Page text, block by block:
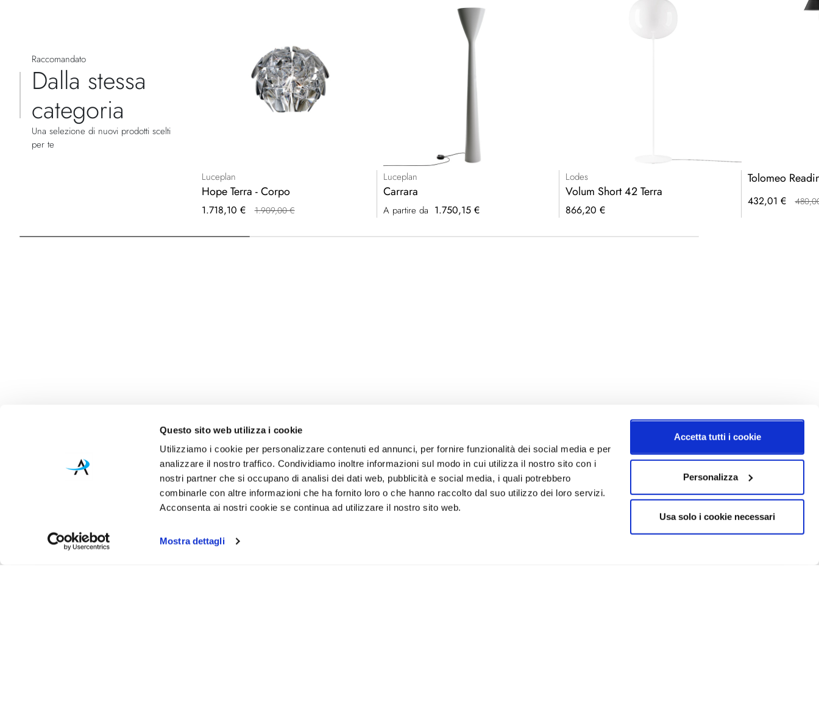
Questo sito web utilizza i cookie
Utilizziamo i cookie per personalizzare contenuti ed annunci, per fornire funzionalità dei social media e per
analizzare il nostro traffico. Condividiamo inoltre informazioni sul modo in cui utilizza il nostro sito con i
nostri partner che si occupano di analisi dei dati web, pubblicità e social media, i quali potrebbero
combinarle con altre informazioni che ha fornito loro o che hanno raccolto dal suo utilizzo dei loro servizi.
Acconsenta ai nostri cookie se continua ad utilizzare il nostro sito web.
Mostra dettagli
Accetta tutti i cookie
Personalizza
Usa solo i cookie necessari
Raccomandato
Dalla stessa
categoria
Una selezione di nuovi prodotti scelti
per te
Luceplan
Hope Terra - Corpo
Prezzo
1.718,10 € 1.909,00 €
Luceplan
Carrara
A partire da 1.750,15 €
Lodes
Volum Short 42 Terra
866,20 €
Tolomeo
432,01 €